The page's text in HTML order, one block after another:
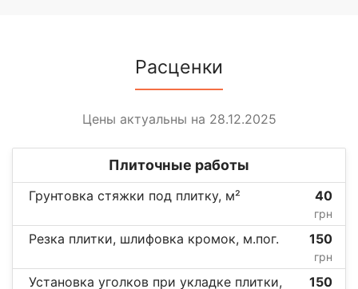
Расценки
Цены актуальны на 28.12.2025
Плиточные работы
Грунтовка стяжки под плитку, м² 40
грн
Резка плитки, шлифовка кромок, м.пог. 150
грн
Установка уголков при укладке плитки,
150